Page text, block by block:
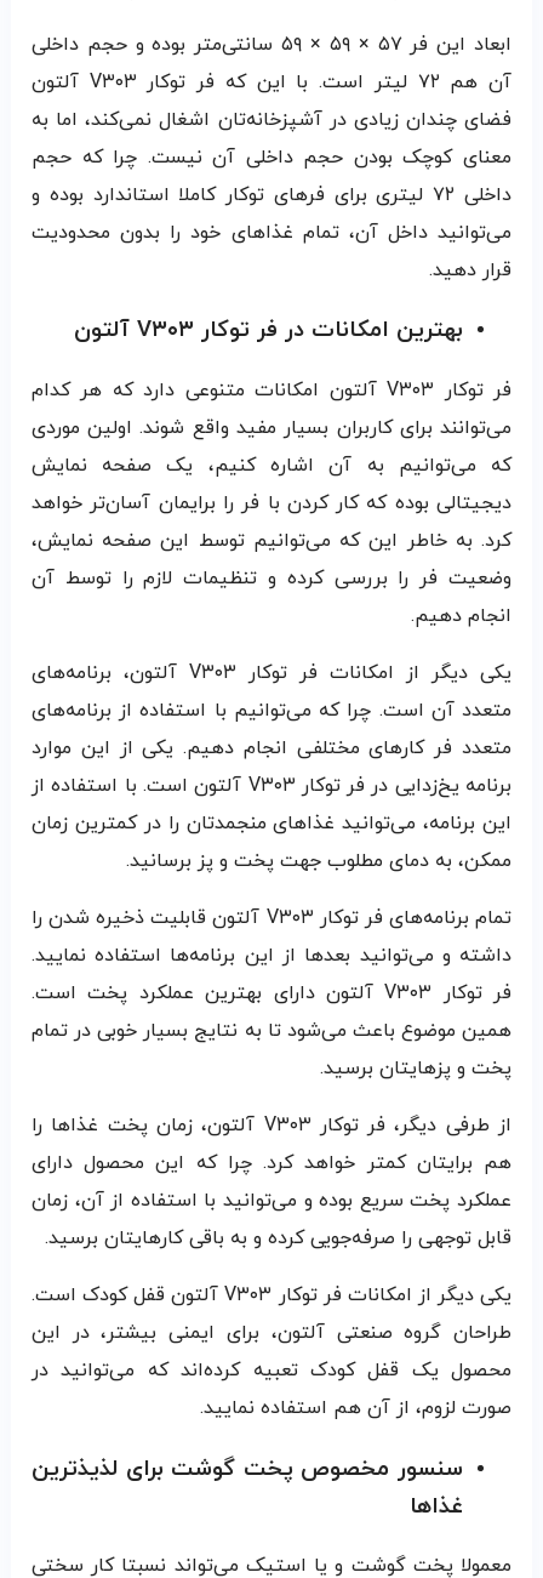
ابعاد این فر ۵۷ × ۵۹ × ۵۹ سانتی‌متر بوده و حجم داخلی
آن هم ۷۲ لیتر است. با این که فر توکار V۳۰۳ آلتون
فضای چندان زیادی در آشپزخانه‌تان اشغال نمی‌کند، اما به
معنای کوچک بودن حجم داخلی آن نیست. چرا که حجم
داخلی ۷۲ لیتری برای فرهای توکار کاملا استاندارد بوده و
می‌توانید داخل آن، تمام غذاهای خود را بدون محدودیت
قرار دهید.
بهترین امکانات در فر توکار V۳۰۳ آلتون
فر توکار V۳۰۳ آلتون امکانات متنوعی دارد که هر کدام
می‌توانند برای کاربران بسیار مفید واقع شوند. اولین موردی
که می‌توانیم به آن اشاره کنیم، یک صفحه نمایش
دیجیتالی بوده که کار کردن با فر را برایمان آسان‌تر خواهد
کرد. به خاطر این که می‌توانیم توسط این صفحه نمایش،
وضعیت فر را بررسی کرده و تنظیمات لازم را توسط آن
انجام دهیم.
یکی دیگر از امکانات فر توکار V۳۰۳ آلتون، برنامه‌های
متعدد آن است. چرا که می‌توانیم با استفاده از برنامه‌های
متعدد فر کارهای مختلفی انجام دهیم. یکی از این موارد
برنامه یخ‌زدایی در فر توکار V۳۰۳ آلتون است. با استفاده از
این برنامه، می‌توانید غذاهای منجمدتان را در کمترین زمان
ممکن، به دمای مطلوب جهت پخت و پز برسانید.
تمام برنامه‌های فر توکار V۳۰۳ آلتون قابلیت ذخیره شدن را
داشته و می‌توانید بعدها از این برنامه‌ها استفاده نمایید.
فر توکار V۳۰۳ آلتون دارای بهترین عملکرد پخت است.
همین موضوع باعث می‌شود تا به نتایج بسیار خوبی در تمام
پخت و پزهایتان برسید.
از طرفی دیگر، فر توکار V۳۰۳ آلتون، زمان پخت غذاها را
هم برایتان کمتر خواهد کرد. چرا که این محصول دارای
عملکرد پخت سریع بوده و می‌توانید با استفاده از آن، زمان
قابل توجهی را صرفه‌جویی کرده و به باقی کارهایتان برسید.
یکی دیگر از امکانات فر توکار V۳۰۳ آلتون قفل کودک است.
طراحان گروه صنعتی آلتون، برای ایمنی بیشتر، در این
محصول یک قفل کودک تعبیه کرده‌اند که می‌توانید در
صورت لزوم، از آن هم استفاده نمایید.
سنسور مخصوص پخت گوشت برای لذیذترین
غذاها
معمولا پخت گوشت و یا استیک می‌تواند نسبتا کار سختی